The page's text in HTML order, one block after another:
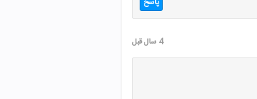
پاسخ
4 سال قبل